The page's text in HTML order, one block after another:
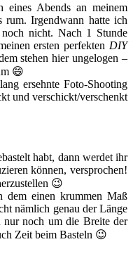
eines Abends an meinem
rum. Irgendwann hatte ich
nicht. Nach 1 Stunde
ersten perfekten DIY
stehen hier ungelogen –
😄
ersehnte Foto-Shooting
und verschickt/verschenkt
habt, dann werdet ihr
können, versprochen!
😉
dem einen krummen Maß
nämlich genau der Länge
nur noch um die Breite der
Zeit beim Basteln 😉